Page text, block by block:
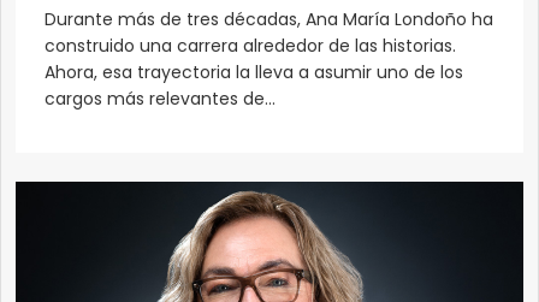
Durante más de tres décadas, Ana María Londoño ha
construido una carrera alrededor de las historias.
Ahora, esa trayectoria la lleva a asumir uno de los
cargos más relevantes de...